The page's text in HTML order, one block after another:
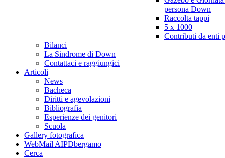
persona Down
Raccolta tappi
5 x 1000
Contributi da enti
Bilanci
La Sindrome di Down
Contattaci e raggiungici
Articoli
News
Bacheca
Diritti e agevolazioni
Bibliografia
Esperienze dei genitori
Scuola
Gallery fotografica
WebMail AIPDbergamo
Cerca